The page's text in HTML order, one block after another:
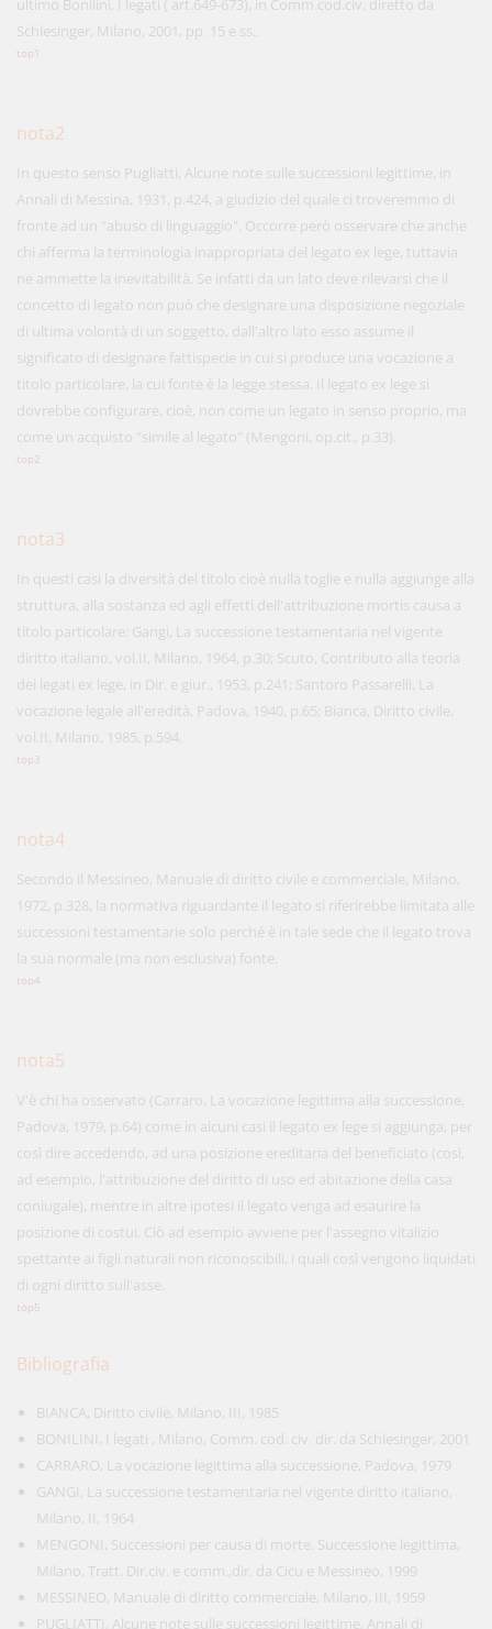
ultimo Bonilini, I legati ( art.649-673), in Comm.cod.civ. diretto da
Schlesinger, Milano, 2001, pp. 15 e ss..
top1
nota2
In questo senso Pugliatti, Alcune note sulle successioni legittime, in
Annali di Messina, 1931, p.424, a giudizio del quale ci troveremmo di
fronte ad un "abuso di linguaggio". Occorre però osservare che anche
chi afferma la terminologia inappropriata del legato ex lege, tuttavia
ne ammette la inevitabilità. Se infatti da un lato deve rilevarsi che il
concetto di legato non può che designare una disposizione negoziale
di ultima volontà di un soggetto, dall'altro lato esso assume il
significato di designare fattispecie in cui si produce una vocazione a
titolo particolare, la cui fonte è la legge stessa. Il legato ex lege si
dovrebbe configurare, cioè, non come un legato in senso proprio, ma
come un acquisto "simile al legato" (Mengoni, op.cit., p.33).
top2
nota3
In questi casi la diversità del titolo cioè nulla toglie e nulla aggiunge alla
struttura, alla sostanza ed agli effetti dell'attribuzione mortis causa a
titolo particolare: Gangi, La successione testamentaria nel vigente
diritto italiano, vol.II, Milano, 1964, p.30; Scuto, Contributo alla teoria
dei legati ex lege, in Dir. e giur., 1953, p.241; Santoro Passarelli, La
vocazione legale all'eredità, Padova, 1940, p.65; Bianca, Diritto civile,
vol.II, Milano, 1985, p.594.
top3
nota4
Secondo il Messineo, Manuale di diritto civile e commerciale, Milano,
1972, p.328, la normativa riguardante il legato si riferirebbe limitata alle
successioni testamentarie solo perché è in tale sede che il legato trova
la sua normale (ma non esclusiva) fonte.
top4
nota5
V'è chi ha osservato (Carraro, La vocazione legittima alla successione,
Padova, 1979, p.64) come in alcuni casi il legato ex lege si aggiunga, per
così dire accedendo, ad una posizione ereditaria del beneficiato (così,
ad esempio, l'attribuzione del diritto di uso ed abitazione della casa
coniugale), mentre in altre ipotesi il legato venga ad esaurire la
posizione di costui. Ciò ad esempio avviene per l'assegno vitalizio
spettante ai figli naturali non riconoscibili, i quali così vengono liquidati
di ogni diritto sull'asse.
top5
Bibliografia
BIANCA, Diritto civile, Milano, III, 1985
BONILINI, I legati , Milano, Comm. cod. civ. dir. da Schlesinger, 2001
CARRARO, La vocazione legittima alla successione, Padova, 1979
GANGI, La successione testamentaria nel vigente diritto italiano,
Milano, II, 1964
MENGONI, Successioni per causa di morte. Successione legittima,
Milano, Tratt. Dir.civ. e comm.,dir. da Cicu e Messineo, 1999
MESSINEO, Manuale di diritto commerciale, Milano, III, 1959
PUGLIATTI, Alcune note sulle successioni legittime, Annali di